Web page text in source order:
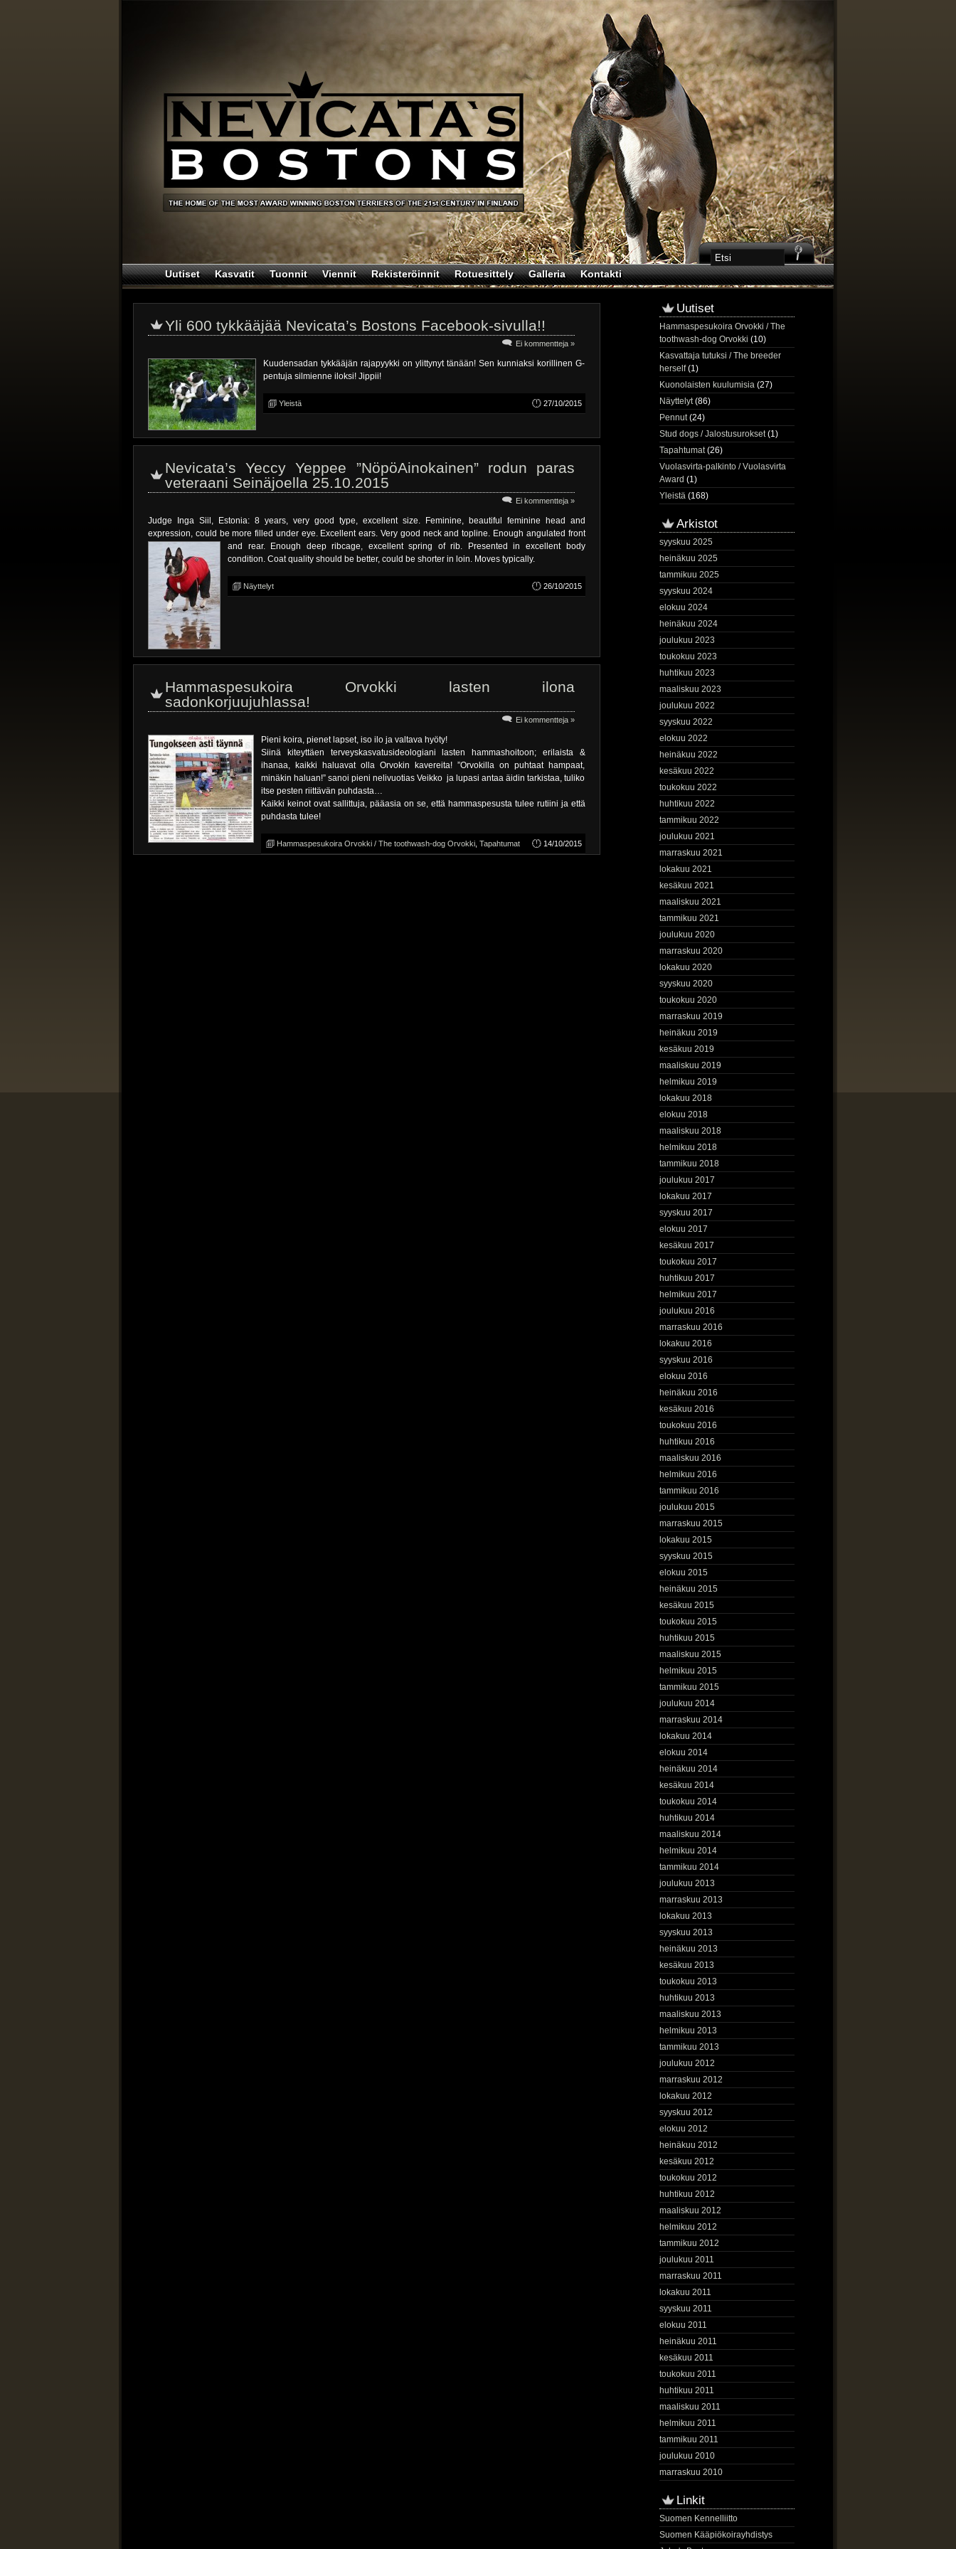
Uutiset Kasvatit Tuonnit Viennit Rekisteröinnit Rotuesittely Galleria Kontakti
Yli 600 tykkääjää Nevicata’s Bostons Facebook-sivulla!!
Ei kommentteja »
Kuudensadan tykkääjän rajapyykki on ylittynyt tänään! Sen kunniaksi korillinen G-
pentuja silmienne iloksi! Jippii!
Yleistä 27/10/2015
Nevicata’s Yeccy Yeppee ”NöpöAinokainen” rodun paras
veteraani Seinäjoella 25.10.2015
Ei kommentteja »
Judge Inga Siil, Estonia: 8 years, very good type, excellent size. Feminine, beautiful feminine head and
expression, could be more filled under eye. Excellent ears. Very good neck and topline. Enough angulated front
and rear. Enough deep ribcage, excellent spring ofrib. Presented in excellent body
condition. Coat quality should be better, could be shorter in loin. Moves typically.
Näyttelyt 26/10/2015
Hammaspesukoira Orvokki lasten ilona
sadonkorjuujuhlassa!
Ei kommentteja »
Pieni koira, pienet lapset, iso ilo ja valtava hyöty!
Siinä kiteyttäen terveyskasvatusideologiani lasten hammashoitoon; erilaista &
ihanaa, kaikki haluavat olla Orvokin kavereita! ”Orvokilla on puhtaat hampaat,
minäkin haluan!” sanoi pieni nelivuotias Veikko ja lupasi antaa äidin tarkistaa, tuliko
itse pesten riittävän puhdasta…
Kaikki keinot ovat sallittuja, pääasia on se, että hammaspesusta tulee rutiini ja että
puhdasta tulee!
Hammaspesukoira Orvokki / The toothwash-dog Orvokki Tapahtumat 14/10/2015
Uutiset
Hammaspesukoira Orvokki / The
toothwash-dog Orvokki (10)
Kasvattaja tutuksi / The breeder
herself(1)
Kuonolaisten kuulumisia (27)
Näyttelyt(86)
Pennut(24)
Stud dogs / Jalostusurokset(1)
Tapahtumat(26)
Vuolasvirta-palkinto / Vuolasvirta
Award (1)
Yleistä (168)
Arkistot
syyskuu 2025
heinäkuu 2025
tammikuu 2025
syyskuu 2024
elokuu 2024
heinäkuu 2024
joulukuu 2023
toukokuu 2023
huhtikuu 2023
maaliskuu 2023
joulukuu 2022
syyskuu 2022
elokuu 2022
heinäkuu 2022
kesäkuu 2022
toukokuu 2022
huhtikuu 2022
tammikuu 2022
joulukuu 2021
marraskuu 2021
lokakuu 2021
kesäkuu 2021
maaliskuu 2021
tammikuu 2021
joulukuu 2020
marraskuu 2020
lokakuu 2020
syyskuu 2020
toukokuu 2020
marraskuu 2019
heinäkuu 2019
kesäkuu 2019
maaliskuu 2019
helmikuu 2019
lokakuu 2018
elokuu 2018
maaliskuu 2018
helmikuu 2018
tammikuu 2018
joulukuu 2017
lokakuu 2017
syyskuu 2017
elokuu 2017
kesäkuu 2017
toukokuu 2017
huhtikuu 2017
helmikuu 2017
joulukuu 2016
marraskuu 2016
lokakuu 2016
syyskuu 2016
elokuu 2016
heinäkuu 2016
kesäkuu 2016
toukokuu 2016
huhtikuu 2016
maaliskuu 2016
helmikuu 2016
tammikuu 2016
joulukuu 2015
marraskuu 2015
lokakuu 2015
syyskuu 2015
elokuu 2015
heinäkuu 2015
kesäkuu 2015
toukokuu 2015
huhtikuu 2015
maaliskuu 2015
helmikuu 2015
tammikuu 2015
joulukuu 2014
marraskuu 2014
lokakuu 2014
elokuu 2014
heinäkuu 2014
kesäkuu 2014
toukokuu 2014
huhtikuu 2014
maaliskuu 2014
helmikuu 2014
tammikuu 2014
joulukuu 2013
marraskuu 2013
lokakuu 2013
syyskuu 2013
heinäkuu 2013
kesäkuu 2013
toukokuu 2013
huhtikuu 2013
maaliskuu 2013
helmikuu 2013
tammikuu 2013
joulukuu 2012
marraskuu 2012
lokakuu 2012
syyskuu 2012
elokuu 2012
heinäkuu 2012
kesäkuu 2012
toukokuu 2012
huhtikuu 2012
maaliskuu 2012
helmikuu 2012
tammikuu 2012
joulukuu 2011
marraskuu 2011
lokakuu 2011
syyskuu 2011
elokuu 2011
heinäkuu 2011
kesäkuu 2011
toukokuu 2011
huhtikuu 2011
maaliskuu 2011
helmikuu 2011
tammikuu 2011
joulukuu 2010
marraskuu 2010
Linkit
Suomen Kennelliitto
Suomen Kääpiökoirayhdistys